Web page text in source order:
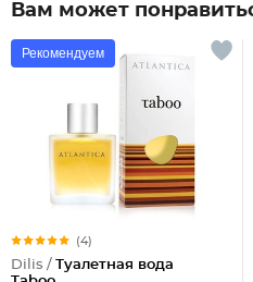
Вам может
Рекомендуем
(4)
Dilis / Туалетная вода